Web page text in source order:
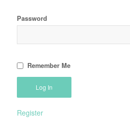
Password
Remember Me
Register